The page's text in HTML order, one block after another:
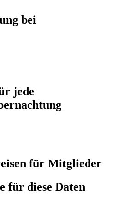
bei
jede
für Mitglieder
für diese Daten